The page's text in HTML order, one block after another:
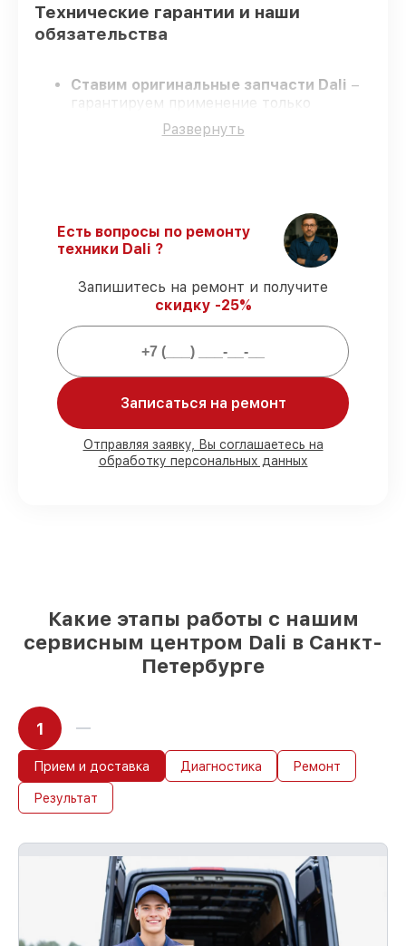
Технические гарантии и наши
обязательства
Ставим оригинальные запчасти Dali –
гарантируем применение только
качественных комплектующих.
Квалифицированные специалисты
– ремонт
тепловизионного прицела Dali
RS550640L строго по договоренности.
– все все
виды ремонта защищены сервисной
Мы гарантируем:
заказов проводим в вашем
присутствии
90%запчастей Dali готовы к установке в
Санкт-Петербурге, остальные поступают
Развернуть
Есть вопросы по ремонту
техники Dali ?
Запишитесь на ремонт и получите
скидку -25%
Записаться на ремонт
Отправляя заявку, Вы соглашаетесь на
обработку персональных данных
Какие этапы работы с нашим
сервисным центром Dali в Санкт-
Петербурге
1
Прием и доставка Диагностика Ремонт
Результат